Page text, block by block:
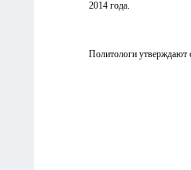
2014 года.
Политологи утверждают